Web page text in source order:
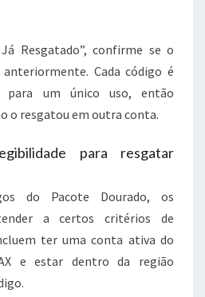
Resgatado”, confirme se o
Cada código é
para um único uso, então
o resgatou em outra conta.
para resgatar
do Pacote Dourado, os
a certos critérios de
ter uma conta ativa do
e estar dentro da região